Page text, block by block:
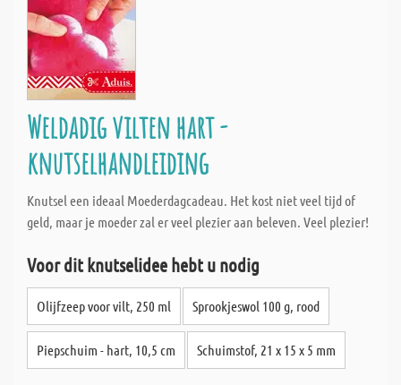
Weldadig vilten hart -
knutselhandleiding
Knutsel een ideaal Moederdagcadeau. Het kost niet veel tijd of
geld, maar je moeder zal er veel plezier aan beleven. Veel plezier!
Voor dit knutselidee hebt u nodig
Olijfzeep voor vilt, 250 ml Sprookjeswol 100 g, rood
Piepschuim - hart, 10,5 cm Schuimstof, 21 x 15 x 5 mm